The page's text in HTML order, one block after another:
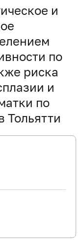
и
по
риска
и
по
Тольятти